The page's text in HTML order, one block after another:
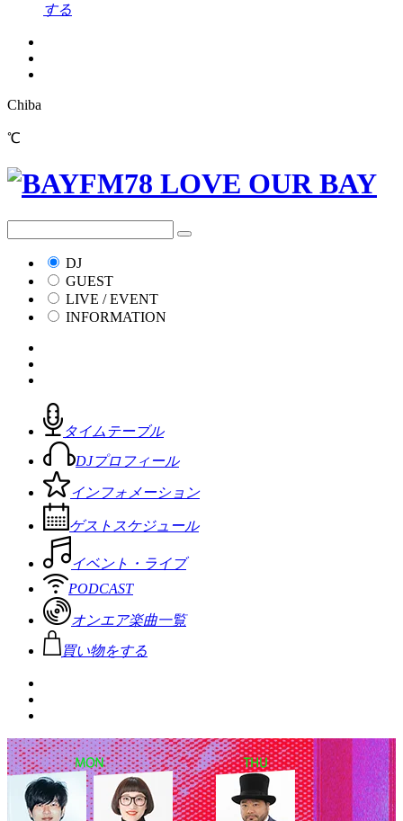
する
Chiba
℃
DJ
GUEST
LIVE / EVENT
INFORMATION
タイムテーブル
DJプロフィール
インフォメーション
ゲストスケジュール
イベント・ライブ
PODCAST
オンエア楽曲一覧
買い物をする